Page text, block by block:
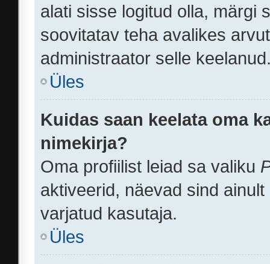
alati sisse logitud olla, märgi
soovitatav teha avalikes
administraator selle
Üles
Kuidas saan keelata oma
nimekirja?
Oma profiilist leiad sa valiku
aktiveerid, näevad sind
varjatud kasutaja.
Üles